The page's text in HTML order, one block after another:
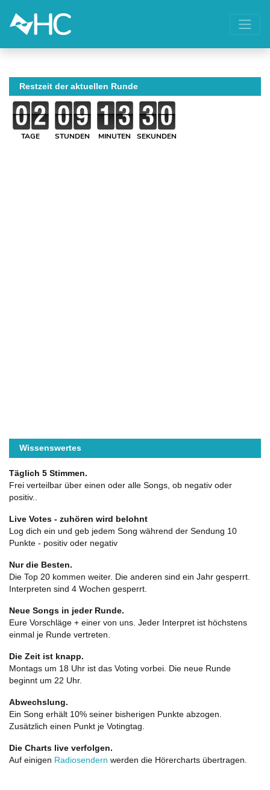
Restzeit der aktuellen Runde
TAGE STUNDEN MINUTEN SEKUNDEN
Wissenswertes
Täglich 5 Stimmen.
Frei verteilbar über einen oder alle Songs, ob negativ oder
positiv..
Live Votes - zuhören wird belohnt
Log dich ein und geb jedem Song während der Sendung 10
Punkte - positiv oder negativ
Nur die Besten.
Die Top 20 kommen weiter. Die anderen sind ein Jahr gesperrt.
Interpreten sind 4 Wochen gesperrt.
Neue Songs in jeder Runde.
Eure Vorschläge + einer von uns. Jeder Interpret ist höchstens
einmal je Runde vertreten.
Die Zeit ist knapp.
Montags um 18 Uhr ist das Voting vorbei. Die neue Runde
beginnt um 22 Uhr.
Abwechslung.
Ein Song erhält 10% seiner bisherigen Punkte abzogen.
Zusätzlich einen Punkt je Votingtag.
Die Charts live verfolgen.
Auf einigen Radiosendern werden die Hörercharts übertragen.